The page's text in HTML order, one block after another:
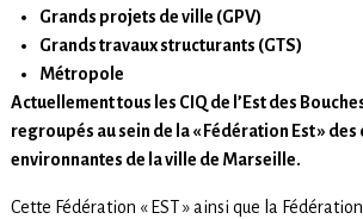
Grands projets de ville (GPV)
Grands travaux structurants (GTS)
Métropole
Actuellement tous les CIQ de l’Est des
regroupés au sein de l a « Fédération Est »
environnantes de la ville de Marseille.
Cette Fédération « EST » ainsi que la